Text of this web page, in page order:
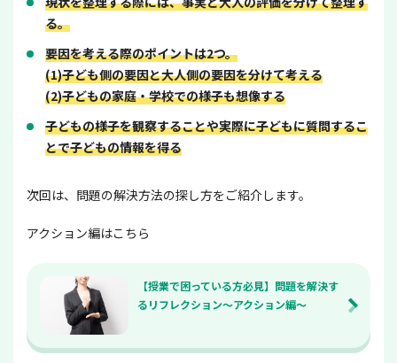
る。
要因を考える際のポイントは2つ。
(1)子ども側の要因と大人側の要因を分けて考える
(2)子どもの家庭・学校での様子も想像する
子どもの様子を観察することや実際に子どもに質問するこ
とで子どもの情報を得る
次回は、問題の解決方法の探し方をご紹介します。
アクション編はこちら
【授業で困っている方必見】問題を解決す
るリフレクション～アクション編～